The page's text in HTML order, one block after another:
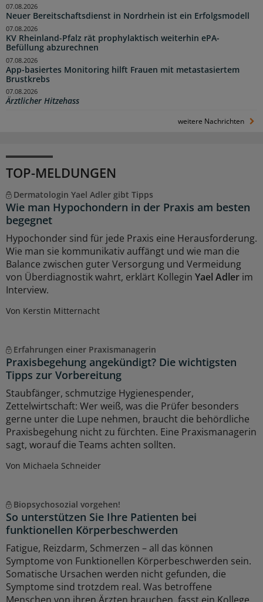
Neuer Bereitschaftsdienst in Nordrhein ist ein Erfolgsmodell
07.08.2026
KV Rheinland-Pfalz rät prophylaktisch weiterhin ePA-
Befüllung abzurechnen
07.08.2026
App-basiertes Monitoring hilft Frauen mit metastasiertem
Brustkrebs
07.08.2026
Ärztlicher Hitzehass
07.08.2026
weitere Nachrichten
TOP-MELDUNGEN
Dermatologin Yael Adler gibt Tipps
Wie man Hypochondern in der Praxis am besten
begegnet
Hypochonder sind für jede Praxis eine Herausforderung.
Wie man sie kommunikativ auffängt und wie man die
Balance zwischen guter Versorgung und Vermeidung
von Überdiagnostik wahrt, erklärt Kollegin Yael Adler im
Interview.
Von Kerstin Mitternacht
Erfahrungen einer Praxismanagerin
Praxisbegehung angekündigt? Die wichtigsten
Tipps zur Vorbereitung
Staubfänger, schmutzige Hygienespender,
Zettelwirtschaft: Wer weiß, was die Prüfer besonders
gerne unter die Lupe nehmen, braucht die behördliche
Praxisbegehung nicht zu fürchten. Eine Praxismanagerin
sagt, worauf die Teams achten sollten.
Von Michaela Schneider
Biopsychosozial vorgehen!
So unterstützen Sie Ihre Patienten bei
funktionellen Körperbeschwerden
Fatigue, Reizdarm, Schmerzen – all das können
Symptome von Funktionellen Körperbeschwerden sein.
Somatische Ursachen werden nicht gefunden, die
Symptome sind trotzdem real. Was betroffene